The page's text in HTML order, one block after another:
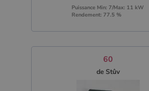
Puissance Min: 7/Max: 11 kW
Rendement: 77.5 %
60
de Stûv